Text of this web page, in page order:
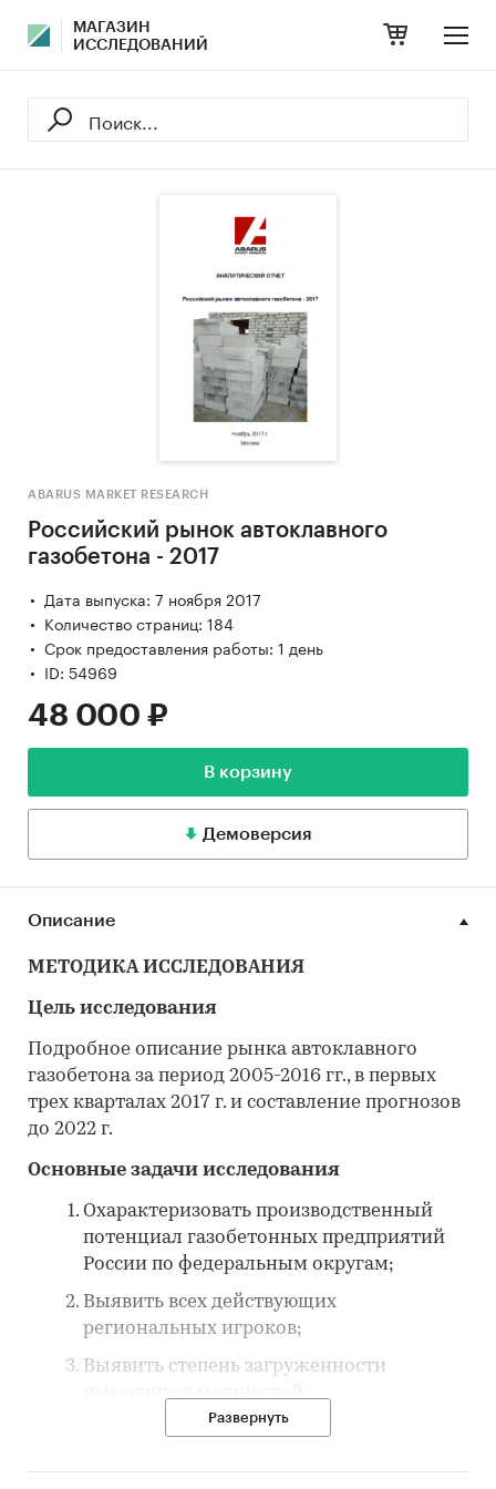
МАГАЗИН
ИССЛЕДОВАНИЙ
ABARUS MARKET RESEARCH
Российский рынок автоклавного
газобетона - 2017
Дата выпуска: 7 ноября 2017
Количество страниц: 184
Срок предоставления работы: 1 день
ID: 54969
48 000 ₽
В корзину
Демоверсия
Описание
МЕТОДИКА ИССЛЕДОВАНИЯ
Цель исследования
Подробное описание рынка автоклавного
газобетона за период 2005-2016 гг., в первых
трех кварталах 2017 г. и составление прогнозов
до 2022 г.
Основные задачи исследования
Охарактеризовать производственный
потенциал газобетонных предприятий
России по федеральным округам;
Выявить всех действующих
региональных игроков;
Выявить степень загруженности
Оценить степень насыщенности
Развернуть